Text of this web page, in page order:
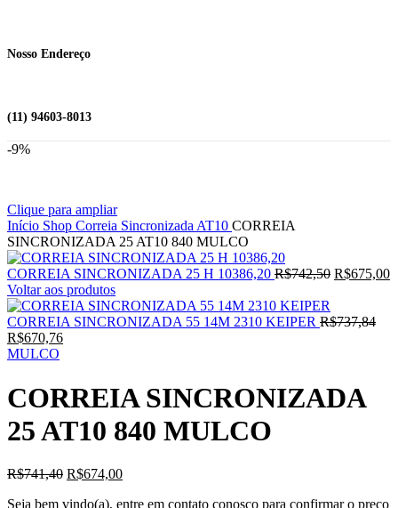
Nosso Endereço
(11) 94603-8013
-9%
Clique para ampliar
Início Shop Correia SincronizadaAT10 CORREIA
SINCRONIZADA 25 AT10 840 MULCO
CORREIA SINCRONIZADA 25 H 10386,20 R$742,50 R$675,00
Voltar aos produtos
CORREIA SINCRONIZADA 55 14M 2310 KEIPER R$737,84
R$670,76
MULCO
CORREIA SINCRONIZADA
25 AT10 840 MULCO
R$741,40 R$674,00
Seja bem vindo(a), entre em contato conosco para confirmar o preço